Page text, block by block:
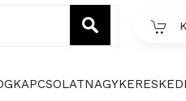
KAPCSOLAT